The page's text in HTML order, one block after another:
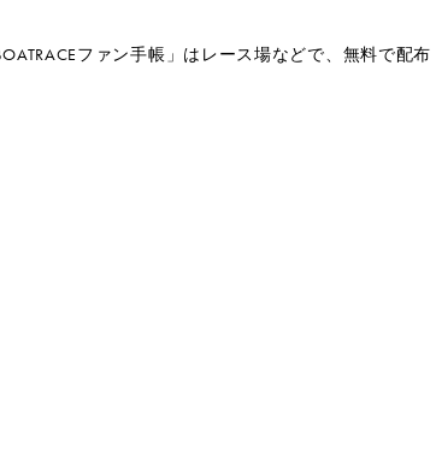
ファン手帳」はレース場などで、無料で配布